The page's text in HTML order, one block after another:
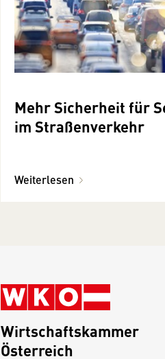
Mehr Sicherheit für
im Straßenverkehr
Weiterlesen
Wirtschaftskammer
Österreich